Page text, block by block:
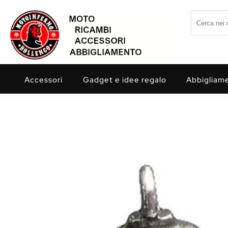
Accessori Gadget e idee regalo